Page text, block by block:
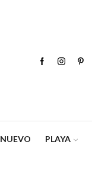
NUEVO PLAYA